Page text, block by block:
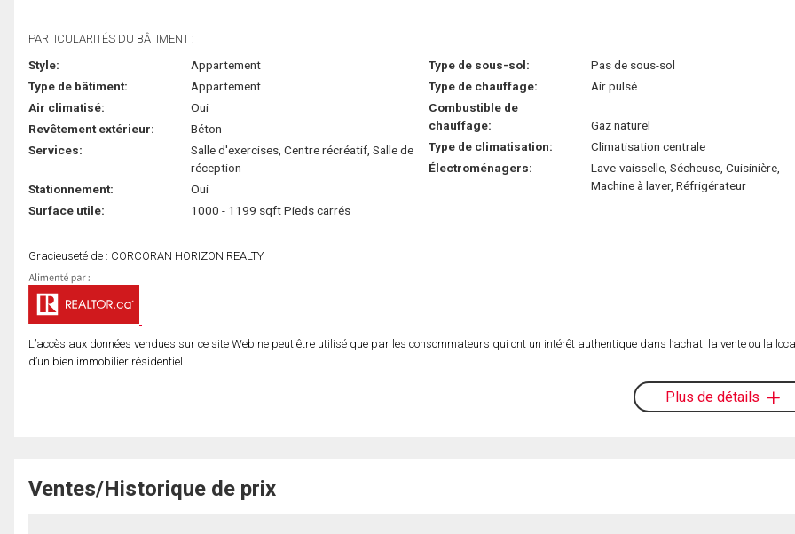
PARTICULARITÉS DU BÂTIMENT :
Style:
Appartement
Type de bâtiment:
Appartement
Air climatisé:
Oui
Revêtement extérieur:
Béton
Services:
Salle d'exercises, Centre récréatif, Salle de
réception
Stationnement:
Oui
Surface utile:
1000 - 1199 sqft Pieds carrés
Type de sous-sol:
Pas de sous-sol
Type de chauffage:
Air pulsé
Combustible de
chauffage:
Gaz naturel
Type de climatisation:
Climatisation centrale
Électroménagers:
Lave-vaisselle, Sécheuse, Cuisinière,
Machine à laver, Réfrigérateur
Gracieuseté de : CORCORAN HORIZON REALTY
L’accès aux données vendues sur ce site Web ne peut être utilisé que par les consommateurs qui ont un intérêt authentique dans l’achat, la vente ou la
d’un bien immobilier résidentiel.
Plus de détails
Ventes/Historique de prix